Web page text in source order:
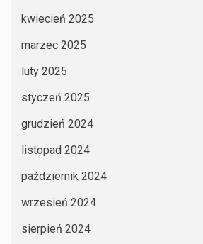
kwiecień 2025
marzec 2025
luty 2025
styczeń 2025
grudzień 2024
listopad 2024
październik 2024
wrzesień 2024
sierpień 2024